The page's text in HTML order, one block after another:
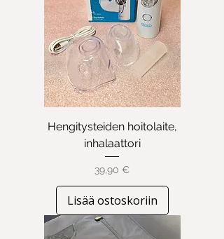
Hengitysteiden hoitolaite,
inhalaattori
Hinta
39,90 €
Lisää ostoskoriin